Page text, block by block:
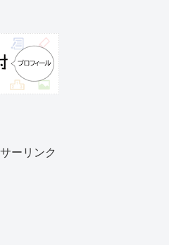
ーリンク